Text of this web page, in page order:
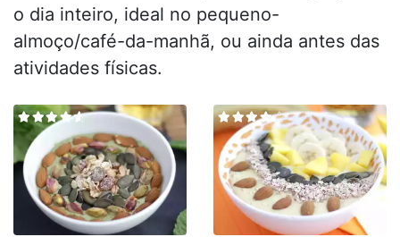
o dia inteiro, ideal no pequeno-
almoço/café-da-manhã, ou ainda antes das
atividades físicas.